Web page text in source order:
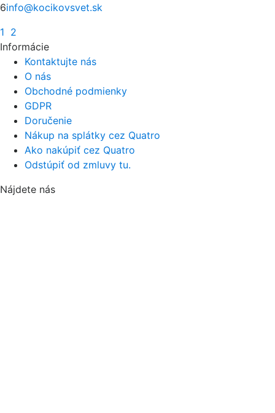
6info@kocikovsvet.sk
1 2
Informácie
Kontaktujte nás
O nás
Obchodné podmienky
GDPR
Doručenie
Nákup na splátky cez Quatro
Ako nakúpiť cez Quatro
Odstúpiť od zmluvy tu.
Nájdete nás